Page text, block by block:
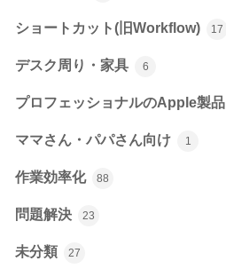
ショートカット(旧Workflow) 17
デスク周り・家具 6
プロフェッショナルのApple製品
ママさん・パパさん向け 1
作業効率化 88
問題解決 23
未分類 27